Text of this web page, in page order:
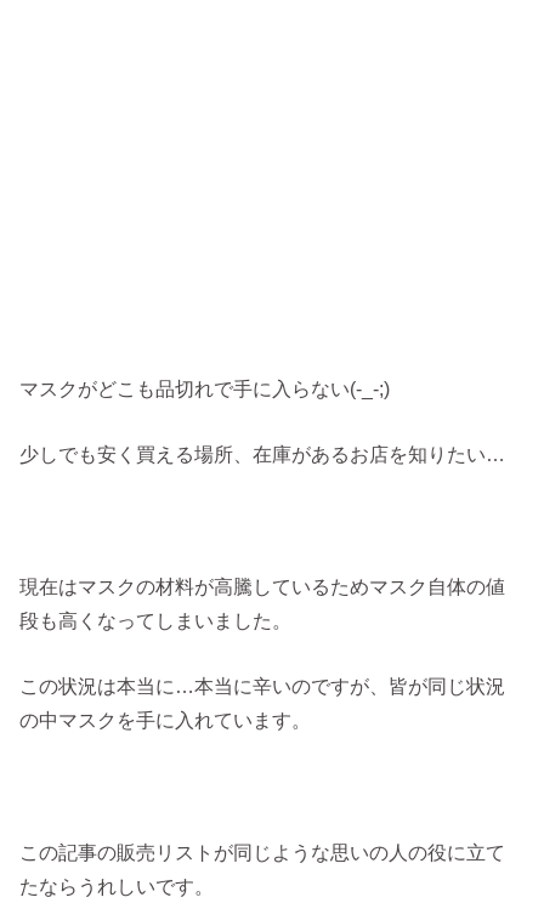
マスクがどこも品切れで手に入らない(-_-;)
少しでも安く買える場所、在庫があるお店を知りたい…
現在はマスクの材料が高騰しているためマスク自体の値
段も高くなってしまいました。
この状況は本当に…本当に辛いのですが、皆が同じ状況
の中マスクを手に入れています。
この記事の販売リストが同じような思いの人の役に立て
たならうれしいです。